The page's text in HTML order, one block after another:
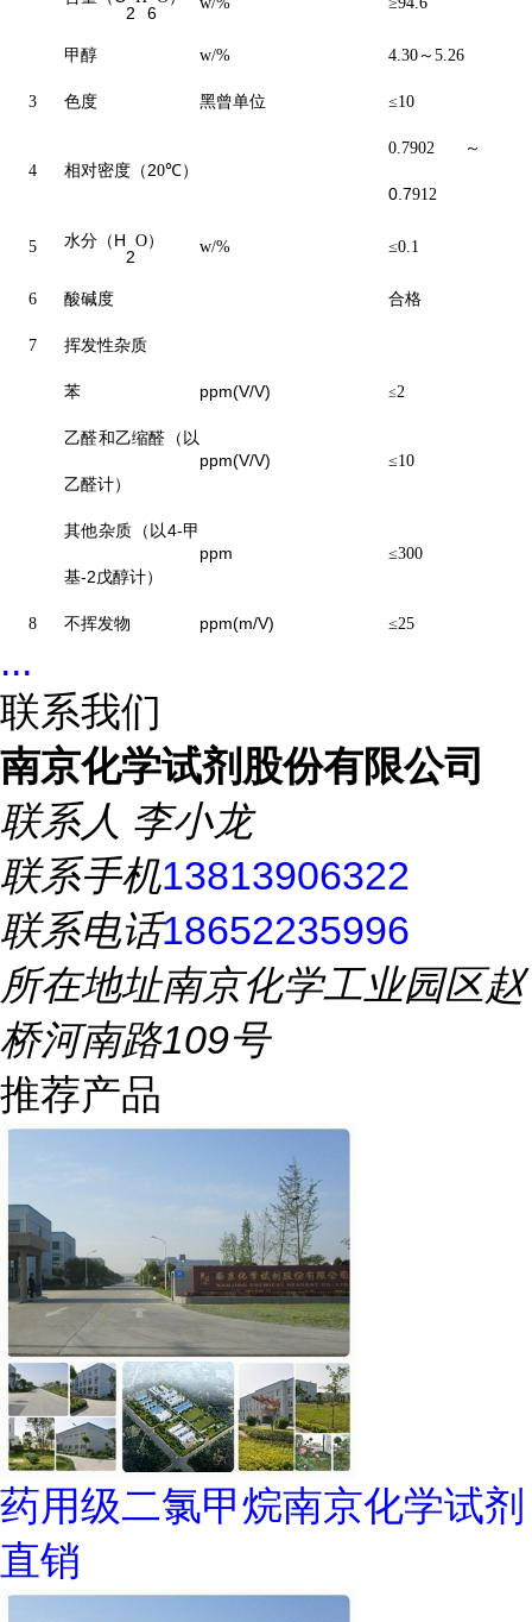
2
6
甲醇 w/% 4.30 ～ 5.26
3 色度 黑曾单位 ≤10
4 相对密度 （20℃）
0.7902 ～
0.7912
5 水分（H
2
O） w/% ≤0.1
6 酸碱度 合格
7 挥发性杂质
苯 ppm(V/V) ≤2
乙醛和乙缩醛（以
乙醛计）
ppm(V/V) ≤10
其他杂质（以4-甲
基-2戊醇计）
ppm ≤300
8 不挥发物 ppm(m/V) ≤25
...
联系我们
南京化学试剂股份有限公司
联系人 李小龙
联系手机13813906322
联系电话18652235996
所在地址南京化学工业园区赵
桥河南路109号
推荐产品
药用级二氯甲烷南京化学试剂
直销